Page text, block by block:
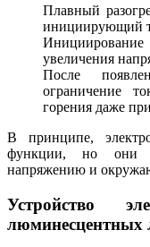
Плавный
инициирующий
увеличения
После
ограничение
горения даже
В принципе,
функции, но они
напряжению и
Устройство
люминесцентных